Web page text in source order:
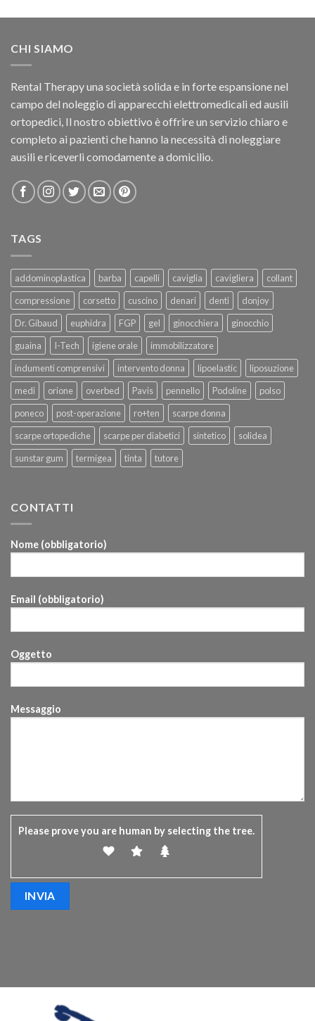
CHI SIAMO
Rental Therapy una società solida e in forte espansione nel
campo del noleggio di apparecchi elettromedicali ed ausili
ortopedici, Il nostro obiettivo è offrire un servizio chiaro e
completo ai pazienti che hanno la necessità di noleggiare
ausili e riceverli comodamente a domicilio.
TAGS
addominoplastica barba capelli caviglia cavigliera
collant
compressione
corsetto cuscino denari denti
donjoy
Dr. Gibaud
euphidra FGP gel ginocchiera
ginocchio
guaina
I-Tech igiene orale
immobilizzatore
indumenti comprensivi
intervento donna lipoelastic
liposuzione
medi
orione overbed Pavis pennello Podoline
polso
poneco
post-operazione ro+ten
scarpe donna
scarpe ortopediche
scarpe per diabetici sintetico
solidea
sunstar gum
termigea tinta tutore
CONTATTI
Nome (obbligatorio)
Email (obbligatorio)
Oggetto
Messaggio
Please prove you are human by selecting the tree.